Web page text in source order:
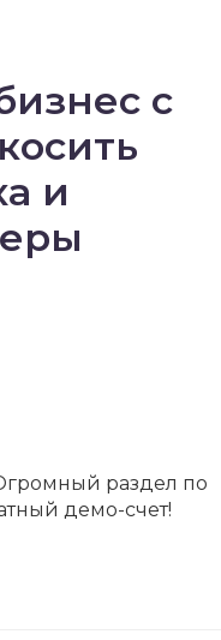
с
и
раздел по
демо-счет!